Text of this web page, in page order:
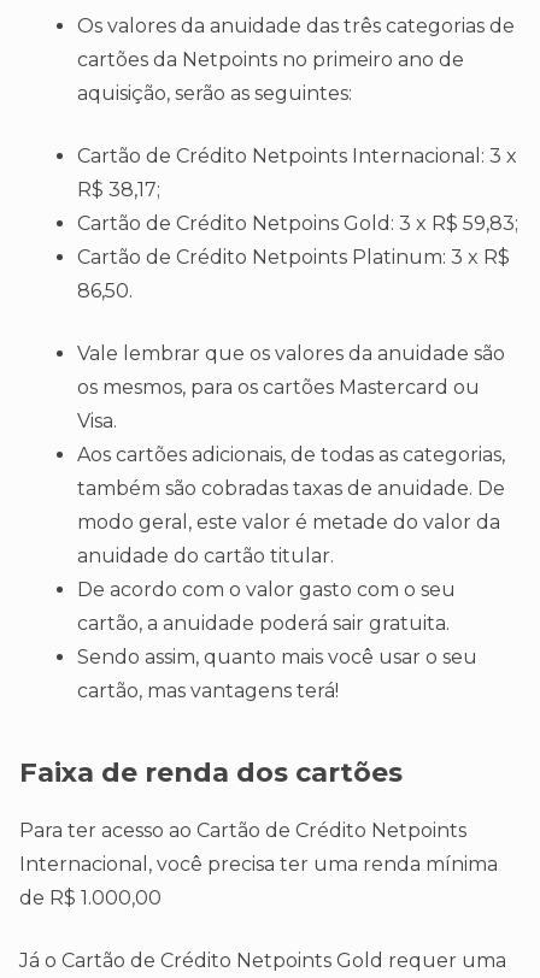
Os valores da anuidade das três categorias de
cartões da Netpoints no primeiro ano de
aquisição, serão as seguintes:
Cartão de Crédito Netpoints Internacional: 3 x
R$ 38,17;
Cartão de Crédito Netpoins Gold: 3 x R$ 59,83;
Cartão de Crédito Netpoints Platinum: 3 x R$
86,50.
Vale lembrar que os valores da anuidade são
os mesmos, para os cartões Mastercard ou
Visa.
Aos cartões adicionais, de todas as categorias,
também são cobradas taxas de anuidade. De
modo geral, este valor é metade do valor da
anuidade do cartão titular.
De acordo com o valor gasto com o seu
cartão, a anuidade poderá sair gratuita.
Sendo assim, quanto mais você usar o seu
cartão, mas vantagens terá!
Faixa de renda dos cartões
Para ter acesso ao Cartão de Crédito Netpoints
Internacional, você precisa ter uma renda mínima
de R$ 1.000,00
Já o Cartão de Crédito Netpoints Gold requer uma